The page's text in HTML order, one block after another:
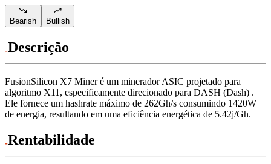
Bearish Bullish
Descrição
FusionSilicon X7 Miner é um minerador ASIC projetado para
algoritmo X11 , especificamente direcionado para DASH (Dash) .
Ele fornece um hashrate máximo de 262Gh/s consumindo 1420W
de energia, resultando em uma eficiência energética de 5.42j/Gh.
Rentabilidade